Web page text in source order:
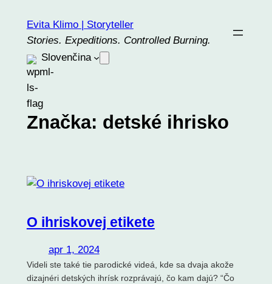
obsah
Evita Klimo | Storyteller
Stories. Expeditions. Controlled Burning.
Slovenčina
Značka: detské ihrisko
O ihriskovej etikete
apr 1, 2024
Videli ste také tie parodické videá, kde sa dvaja akože
dizajnéri detských ihrísk rozprávajú, čo kam dajú? “Čo